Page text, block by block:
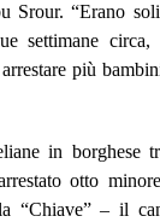
Srour. “Erano
settimane circa,
più
in borghese
otto
“Chiave” – il